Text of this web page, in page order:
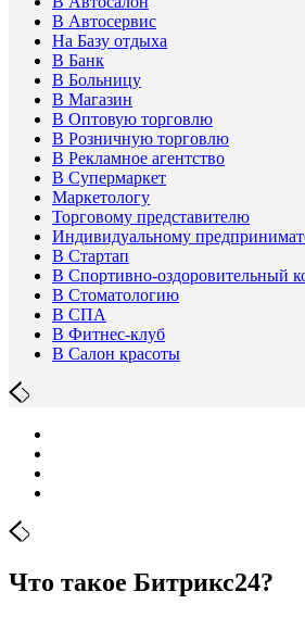
В Автосервис
На Базу отдыха
В Банк
В Больницу
В Магазин
В Оптовую торговлю
В Розничную торговлю
В Рекламное агентство
В Супермаркет
Маркетологу
Торговому представителю
Индивидуальному
В Стартап
В Спортивно-оздоровительный
В Стоматологию
В СПА
В Фитнес-клуб
В Салон красоты
Что такое Битрикс24?